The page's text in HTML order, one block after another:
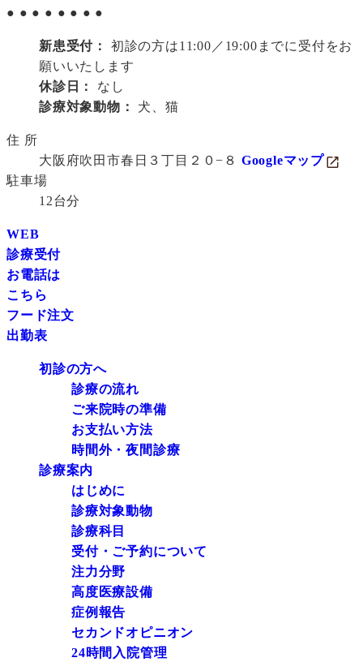
● ● ● ● ● ● ● ●
新患受付：
初診の方は11:00／19:00までに受付をお
願いいたします
休診日：
なし
診療対象動物：
犬、猫
住 所
大阪府吹田市春日３丁目２０−８ Googleマップ
駐車場
12台分
WEB
診療受付
お電話は
こちら
フード注文
出勤表
初診の方へ
診療の流れ
ご来院時の準備
お支払い方法
時間外・夜間診療
診療案内
はじめに
診療対象動物
診療科目
受付・ご予約について
注力分野
高度医療設備
症例報告
セカンドオピニオン
24時間入院管理